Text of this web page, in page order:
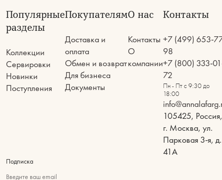
Популярные
разделы
Коллекции
Сервировки
Новинки
Поступления
Покупателям
Доставка и
оплата
Обмен и возврат
Для бизнеса
Документы
О нас
Контакты
О
компании
Контакты
+7 (499) 653-
98
+7 (800) 333-
72
Пн - Пт с 9:30 до
18:00
105425, Россия,
г. Москва, ул.
Парковая 3-я, д.
41А
Подписка
Введите ваш email